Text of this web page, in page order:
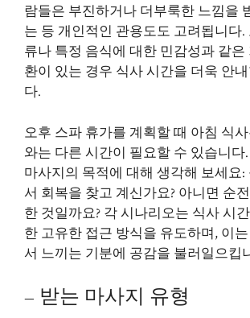
람들은 부진하거나 더부룩한 느낌을
는 등 개인적인 관용도도 고려됩니다.
류나 특정 음식에 대한 민감성과 같은
환이 있는 경우 식사 시간을 더욱 안
다.
오후 스파 휴가를 계획할 때 아침 식
와는 다른 시간이 필요할 수 있습니다
마사지의 목적에 대해 생각해 보세요:
서 회복을 찾고 계신가요? 아니면 순
한 것일까요? 각 시나리오는 식사 시
한 고유한 접근 방식을 유도하며, 이
서 느끼는 기분에 공감을 불러일으킵
– 받는 마사지 유형